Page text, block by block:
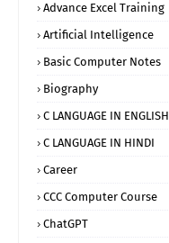
Advance Excel Training
Artificial Intelligence
Basic Computer Notes
Biography
C LANGUAGE IN ENGLISH
C LANGUAGE IN HINDI
Career
CCC Computer Course
ChatGPT